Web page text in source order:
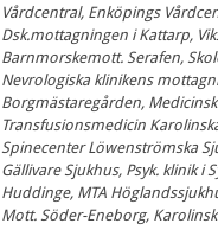
Vårdcentral, Enköpings
Dsk.mottagningen i Kattarp,
Barnmorskemott. Serafen,
Nevrologiska klinikens
Borgmästaregården,
Transfusionsmedicin
Spinecenter Löwenströmska
Gällivare Sjukhus, Psyk. klinik i
Huddinge, MTA
Mott. Söder-Eneborg,